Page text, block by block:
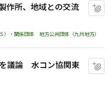
作所、地域との交流
）・関係団体 地方公共団体（九州地方）
議論 水コン協関東